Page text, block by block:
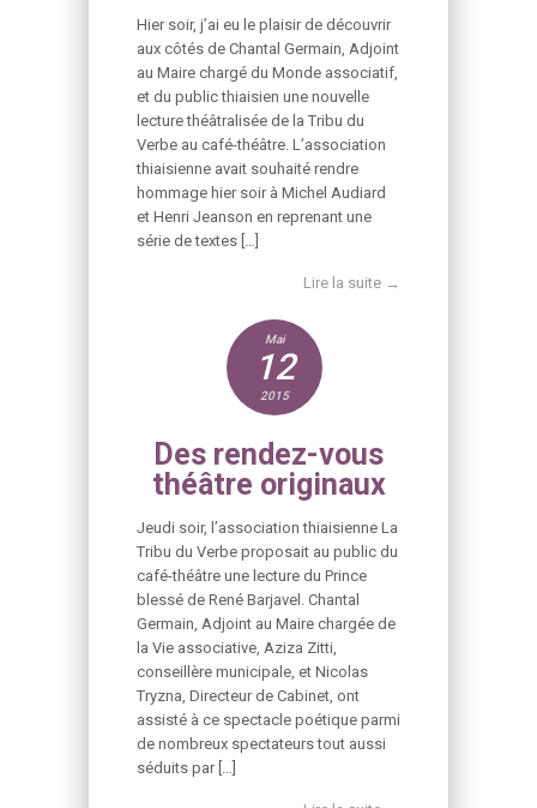
Hier soir, j’ai eu le plaisir de découvrir
aux côtés de Chantal Germain, Adjoint
au Maire chargé du Monde associatif,
et du public thiaisien une nouvelle
lecture théâtralisée de la Tribu du
Verbe au café-théâtre. L’association
thiaisienne avait souhaité rendre
hommage hier soir à Michel Audiard
et Henri Jeanson en reprenant une
série de textes […]
Lire la suite →
Mai
12
2015
Des rendez-vous
théâtre originaux
Jeudi soir, l’association thiaisienne La
Tribu du Verbe proposait au public du
café-théâtre une lecture du Prince
blessé de René Barjavel. Chantal
Germain, Adjoint au Maire chargée de
la Vie associative, Aziza Zitti,
conseillère municipale, et Nicolas
Tryzna, Directeur de Cabinet, ont
assisté à ce spectacle poétique parmi
de nombreux spectateurs tout aussi
séduits par […]